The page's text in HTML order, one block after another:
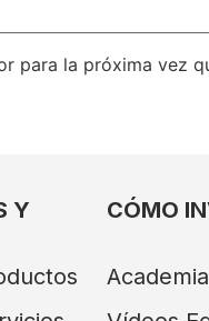
para la próxima vez
Y
CÓMO